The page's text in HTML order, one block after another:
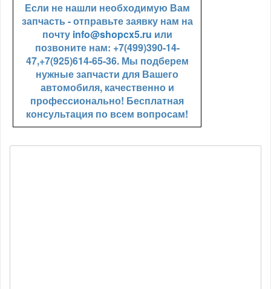
Если не нашли необходимую Вам
запчасть - отправьте заявку нам на
почту info@shopcx5.ru или
позвоните нам: +7(499)390-14-
47,+7(925)614-65-36. Мы подберем
нужные запчасти для Вашего
автомобиля, качественно и
профессионально! Бесплатная
консультация по всем вопросам!